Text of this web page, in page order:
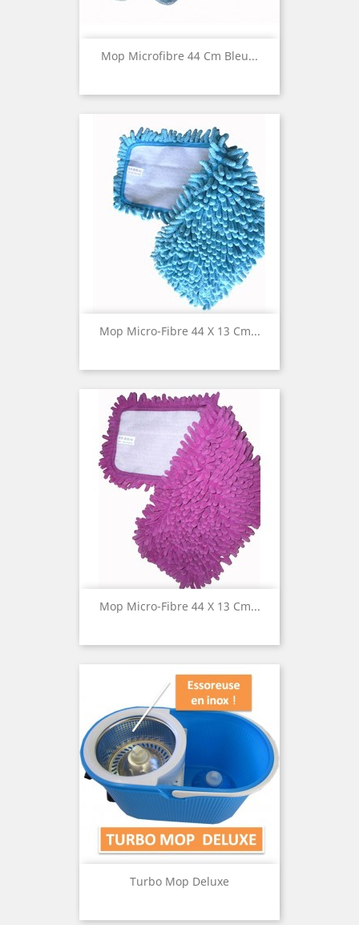
Mop Microfibre 44 Cm Bleu...
Mop Micro-Fibre 44 X 13 Cm...
Mop Micro-Fibre 44 X 13 Cm...
Turbo Mop Deluxe